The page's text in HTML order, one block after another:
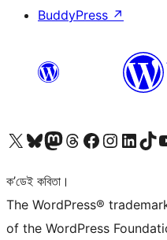
BuddyPress ↗
আমাৰ X (আগৰ Twitter) একাউণ্টলৈ যাওকআমাৰ Bluesky একাউণ্টলৈ যাওকআমাৰ Mastodon একাউণ্টলৈ যাওকআমাৰ Threads একাউণ্টলৈ যাওকআমাৰ Facebook পৃষ্ঠালৈ যাওকআমাৰ Instagram একাউণ্টলৈ যাওকআমাৰ LinkedIn একাউণ্টলৈ যাওক
আমাৰ TikTok
ক’ডেই কবিতা।
The WordPress®
of the WordPress